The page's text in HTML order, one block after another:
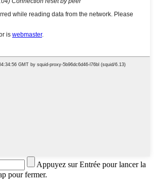
Appuyez sur Entrée pour lancer la
pour fermer.